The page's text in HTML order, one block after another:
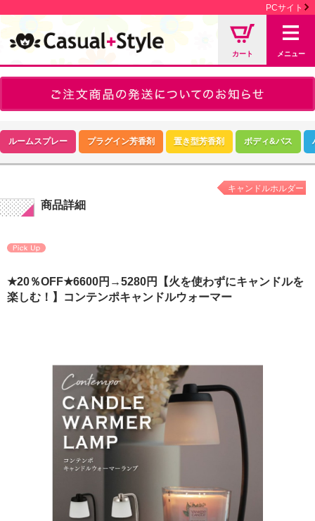
PCサイト
カート メニュー
ルームスプレー プラグイン芳香剤 置き型芳香剤 ボディ&バス
商品詳細
キャンドルホルダー
★20％OFF★6600円→5280円【火を使わずにキャンドルを
楽しむ！】コンテンポキャンドルウォーマー